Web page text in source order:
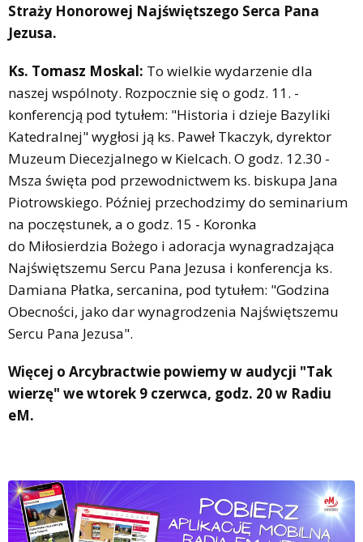
Straży Honorowej Najświętszego Serca Pana
Jezusa.
Ks. Tomasz Moskal: To wielkie wydarzenie dla
naszej wspólnoty. Rozpocznie się o godz. 11. -
konferencją pod tytułem: "Historia i dzieje Bazyliki
Katedralnej" wygłosi ją ks. Paweł Tkaczyk, dyrektor
Muzeum Diecezjalnego w Kielcach. O godz. 12.30 -
Msza święta pod przewodnictwem ks. biskupa Jana
Piotrowskiego. Później przechodzimy do seminarium
na poczęstunek, a o godz. 15 - Koronka
do Miłosierdzia Bożego i adoracja wynagradzająca
Najświętszemu Sercu Pana Jezusa i konferencja ks.
Damiana Płatka, sercanina, pod tytułem: "Godzina
Obecności, jako dar wynagrodzenia Najświętszemu
Sercu Pana Jezusa".
Więcej o Arcybractwie powiemy w audycji "Tak
wierzę" we wtorek 9 czerwca, godz. 20 w Radiu
eM.